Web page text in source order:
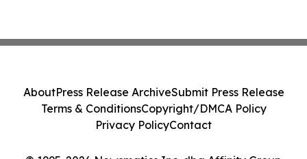
AboutPress Release ArchiveSubmit Press Release
Terms & ConditionsCopyright/DMCA Policy
Privacy PolicyContact